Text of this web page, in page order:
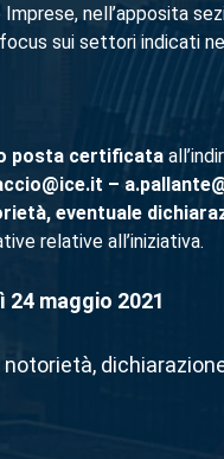
nell’apposita
sui settori indicati
posta certificata
–
eventuale
relative all’iniziativa.
maggio 2021